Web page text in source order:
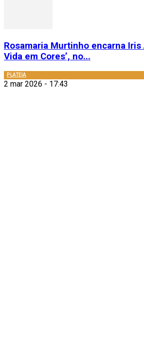
Rosamaria Murtinho encarna Iris
Vida em Cores’, no...
PLATEIA
2 mar 2026 - 17:43